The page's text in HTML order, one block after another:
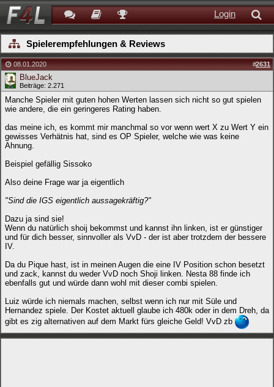
Login
Spielerempfehlungen & Reviews
08.01.2020 #2631
BlueJack
Beiträge: 2.271
Manche Spieler mit guten hohen Werten lassen sich nicht so gut spielen
wie andere, die ein geringeres Rating haben.
das meine ich, es kommt mir manchmal so vor wenn wert X zu Wert Y ein
gewisses Verhätnis hat, sind es OP Spieler, welche wie was keine
Ahnung.
Beispiel gefällig Sissoko
Also deine Frage war ja eigentlich
"Sind die IGS eigentlich aussagekräftig?"
Dazu ja sind sie!
Wenn du natürlich shoij bekommst und kannst ihn linken, ist er günstiger
und für dich besser, sinnvoller als VvD - der ist aber trotzdem der bessere
IV.
Da du Pique hast, ist in meinen Augen die eine IV Position schon besetzt
und zack, kannst du weder VvD noch Shoji linken. Nesta 88 finde ich
ebenfalls gut und würde dann wohl mit dieser combi spielen.
Luiz würde ich niemals machen, selbst wenn ich nur mit Süle und
Hernandez spiele. Der Kostet aktuell glaube ich 480k oder in dem Dreh, da
gibt es zig alternativen auf dem Markt fürs gleiche Geld! VvD zb